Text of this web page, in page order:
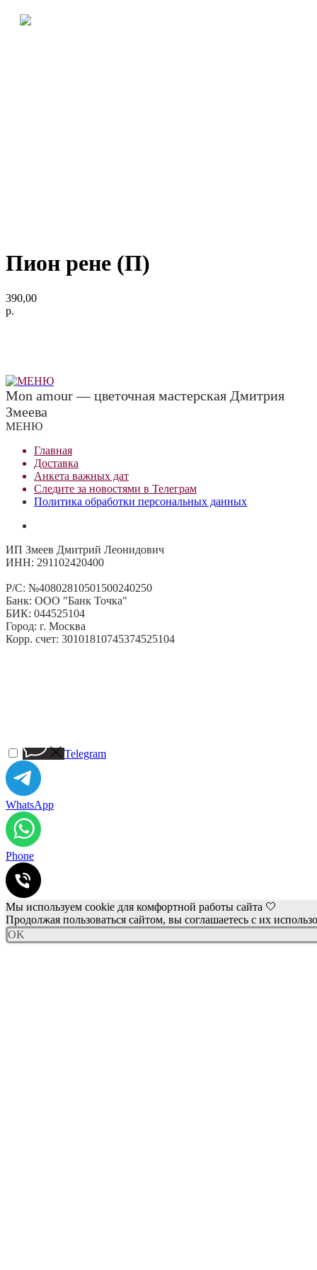
Пион рене (П)
390,00
р.
Mon amour — цветочная мастерская Дмитрия
Змеева
МЕНЮ
Главная
Доставка
Анкета важных дат
Следите за новостями в Телеграм
Политика обработки персональных данных
ИП Змеев Дмитрий Леонидович
ИНН: 291102420400
Р/С: №40802810501500240250
Банк: ООО "Банк Точка"
БИК: 044525104
Город: г. Москва
Корр. счет: 30101810745374525104
Telegram
WhatsApp
Phone
Мы используем cookie для комфортной работы сайта 🤍
Продолжая пользоваться сайтом, вы соглашаетесь с их
OK